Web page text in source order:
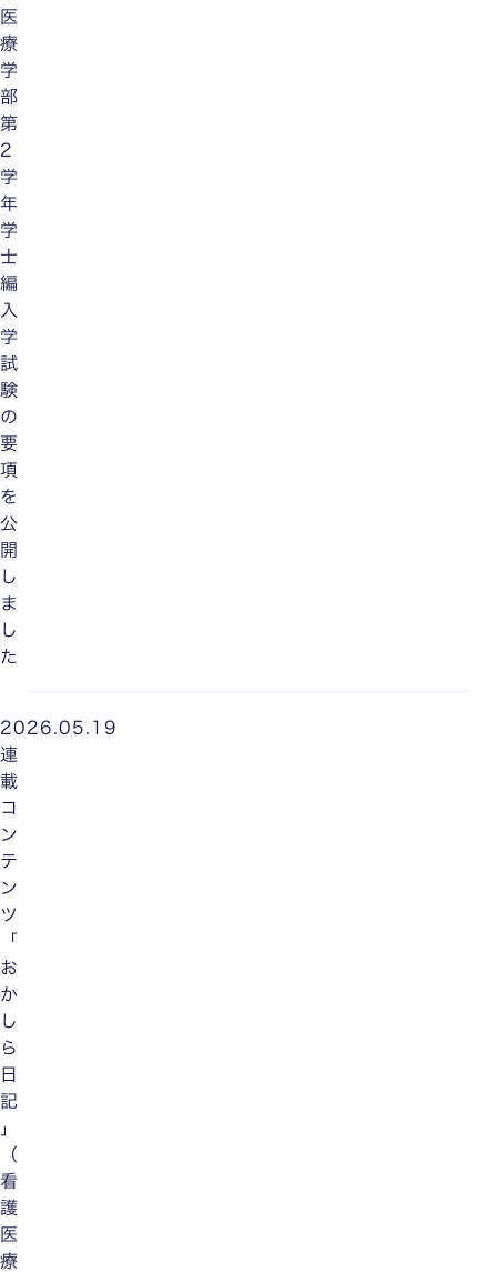
医
療
学
部
第
2
学
年
学
士
編
入
学
試
験
の
要
項
を
公
開
し
ま
し
た
2026.05.19
連
載
コ
ン
テ
ン
ツ
「
お
か
し
ら
日
記
」
（
看
護
医
療